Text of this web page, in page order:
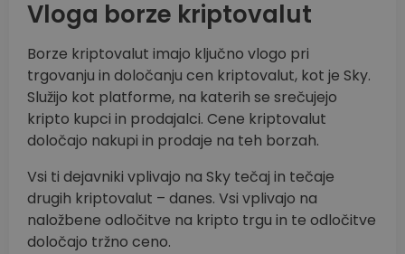
Vloga borze kriptovalut
Borze kriptovalut imajo ključno vlogo pri
trgovanju in določanju cen kriptovalut, kot je Sky.
Služijo kot platforme, na katerih se srečujejo
kripto kupci in prodajalci. Cene kriptovalut
določajo nakupi in prodaje na teh borzah.
Vsi ti dejavniki vplivajo na Sky tečaj in tečaje
drugih kriptovalut – danes. Vsi vplivajo na
naložbene odločitve na kripto trgu in te odločitve
določajo tržno ceno.